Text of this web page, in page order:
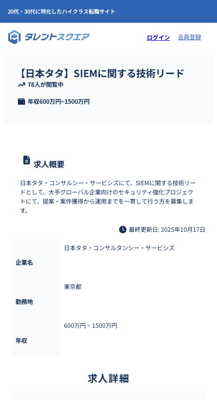
20代・30代に特化したハイクラス転職サイト
ログイン 会員登録
【日本タタ】SIEMに関する技術リード
78人が閲覧中
年収600万円~1500万円
求人概要
日本タタ・コンサルシー・サービシズにて、SIEMに関する技術リー
ドとして、大手グローバル企業向けのセキュリティ強化プロジェク
トにて、提案・案件獲得から運用までを一貫して行う方を募集しま
す。
最終更新日: 2025年10月17日
企業名
日本タタ・コンサルタンシー・サービシズ
勤務地
東京都
年収
600万円 ~ 1500万円
求人詳細